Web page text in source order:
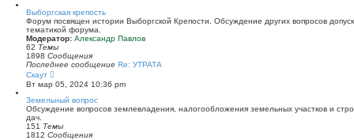
е
д
н
е
м
у
с
б
е
н
ю
е
й
т
и
п
о
л
е
д
н
у
Выборгская крепость
Форум посвящен истории Выборгской Крепости. Обсуждение других вопросов
тематикой форума.
Модератор: Александр Павлов
62 Темы
1898 Сообщения
Последнее сообщение Re: УТРАТА
Скаут
е
р
е
й
т
и
к
Вт мар 05, 2024 10:36 pm
Земельный вопрос
Обсуждение вопросов землевладения, налогообложения земельных участков и
дач.
151 Темы
1812 Сообщения